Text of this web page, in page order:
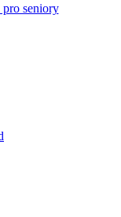
pro seniory